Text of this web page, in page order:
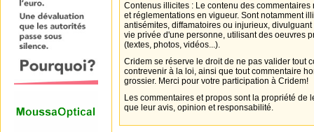
Contenus illicites : Le contenu des
et réglementations en vigueur. Sont notamment
antisémites, diffamatoires ou injurieux,
vie privée d'une personne, utilisant des oeuvres
(textes, photos, vidéos...).
Cridem se réserve le droit de ne pas valider tout
contrevenir à la loi, ainsi que tout commentaire
grossier. Merci pour votre participation à Cridem!
Les commentaires et propos sont la propriété de
que leur avis, opinion et responsabilité.